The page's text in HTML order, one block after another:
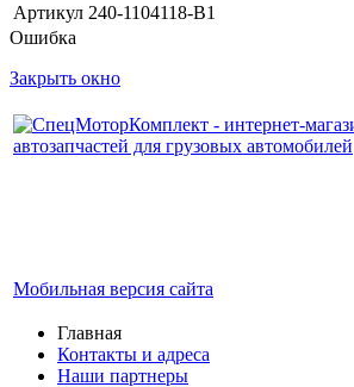
Артикул 240-1104118-В1
Ошибка
Закрыть окно
Мобильная версия сайта
Главная
Контакты и адреса
Наши партнеры